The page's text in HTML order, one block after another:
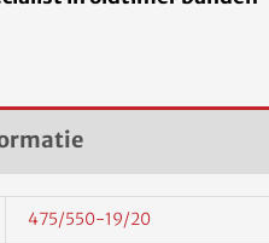
475/550-19/20